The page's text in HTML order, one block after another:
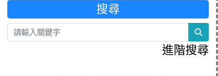
搜尋
進階搜尋